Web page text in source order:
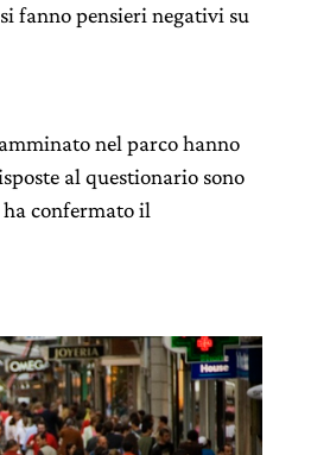
fanno pensieri negativi su
nel parco hanno
al questionario sono
ha confermato il